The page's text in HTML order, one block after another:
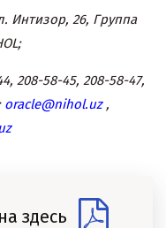
Интизор, 26, Группа
208-58-45, 208-58-47,
oracle@nihol.uz,
здесь